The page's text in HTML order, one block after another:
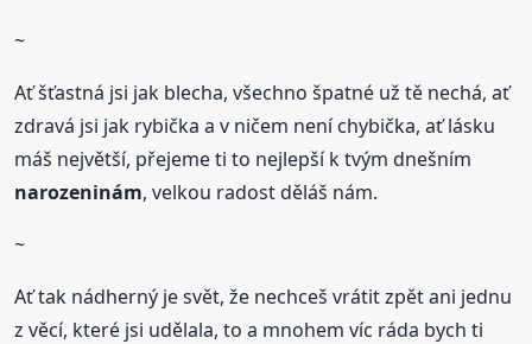
~
Ať šťastná jsi jak blecha, všechno špatné už tě nechá, ať
zdravá jsi jak rybička a v ničem není chybička, ať lásku
máš největší, přejeme ti to nejlepší k tvým dnešním
narozeninám, velkou radost děláš nám.
~
Ať tak nádherný je svět, že nechceš vrátit zpět ani jednu
z věcí, které jsi udělala, to a mnohem víc ráda bych ti